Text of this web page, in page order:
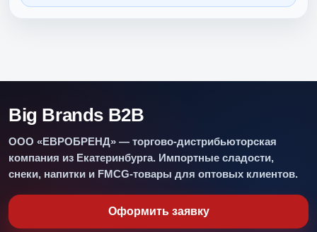
Big Brands B2B
ООО «ЕВРОБРЕНД» — торгово-дистрибьюторская
компания из Екатеринбурга. Импортные сладости,
снеки, напитки и FMCG-товары для оптовых клиентов.
Оформить заявку